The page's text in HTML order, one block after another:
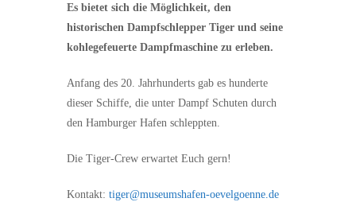
Es bietet sich die Möglichkeit, den
historischen Dampfschlepper Tiger und seine
kohlegefeuerte Dampfmaschine zu erleben.
Anfang des 20. Jahrhunderts gab es hunderte
dieser Schiffe, die unter Dampf Schuten durch
den Hamburger Hafen schleppten.
Die Tiger-Crew erwartet Euch gern!
Kontakt: tiger@museumshafen-oevelgoenne.de